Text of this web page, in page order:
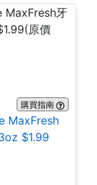
購買指南
MaxFresh
$1.99